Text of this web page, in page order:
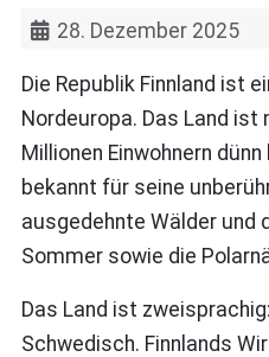
28. Dezember 2025
Die Republik Finnland ist
Nordeuropa. Das Land
Millionen Einwohnern
bekannt für seine
ausgedehnte Wälder
Sommer sowie die
Das Land ist
Schwedisch. Finnlands